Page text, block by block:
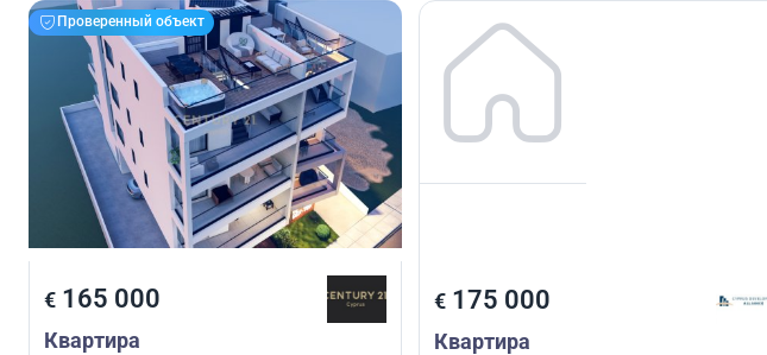
Проверенный объект
€ 165 000
Квартира
€175 000
Квартира